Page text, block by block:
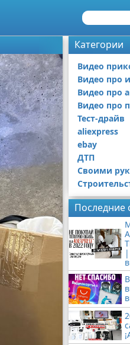
Категории
Видео
Видео про
Видео про
Ремонт
Видео про
Тест-драйв
aliexpress
ebay
ДТП
Своими
Последние